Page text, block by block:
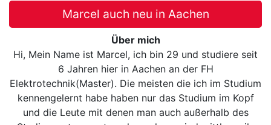
Marcel auch neu in Aachen
Über mich
Hi, Mein Name ist Marcel, ich bin 29 und studiere seit
6 Jahren hier in Aachen an der FH
Elektrotechnik(Master). Die meisten die ich im Studium
kennengelernt habe haben nur das Studium im Kopf
und die Leute mit denen man auch außerhalb des